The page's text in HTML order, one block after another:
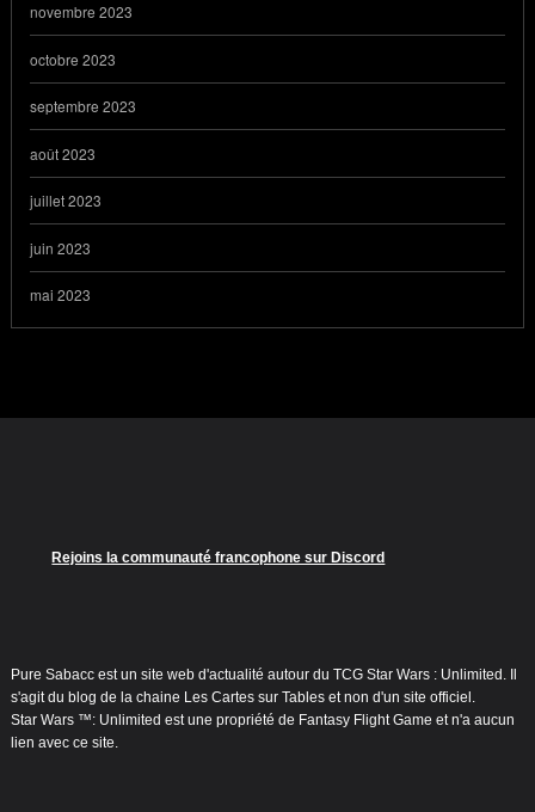
novembre 2023
octobre 2023
septembre 2023
août 2023
juillet 2023
juin 2023
mai 2023
Rejoins la communauté francophone sur Discord
Pure Sabacc est un site web d'actualité autour du TCG Star Wars : Unlimited. Il
s'agit du blog de la chaine Les Cartes sur Tables et non d'un site officiel.
Star Wars ™: Unlimited est une propriété de Fantasy Flight Game et n'a aucun
lien avec ce site.